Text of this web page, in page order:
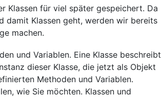
Klassen für viel später gespeichert. Da
damit Klassen geht, werden wir bereits
machen.
und Variablen. Eine Klasse beschreibt
dieser Klasse, die jetzt als Objekt
Methoden und Variablen.
wie Sie möchten. Klassen und